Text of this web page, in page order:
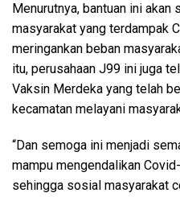
Menurutnya, bantuan ini
masyarakat yang terdampak
meringankan beban
itu, perusahaan J99 ini juga
Vaksin Merdeka yang telah
kecamatan melayani
“Dan semoga ini menjadi
mampu mengendalikan
sehingga sosial masyarakat